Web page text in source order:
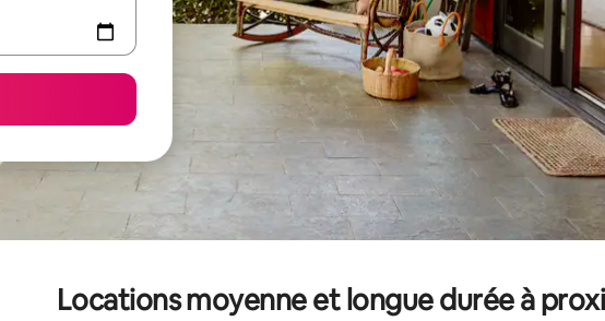
Locations moyenne et longue durée à